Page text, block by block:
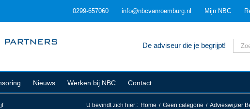
0299-657060 info@nbcvanroemburg.nl Mijn NBC
De adviseur die je begrijpt!
naar:
Nieuws Werken bij NBC Contact
U bevindt zich hier:: Home / Geen categorie / Advieswijzer